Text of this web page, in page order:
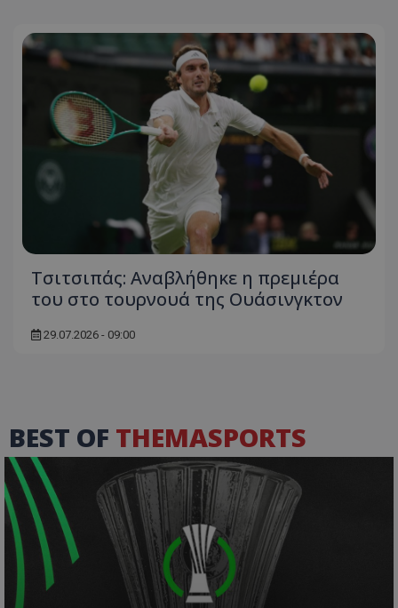
Τσιτσιπάς: Αναβλήθηκε η πρεμιέρα
του στο τουρνουά της Ουάσινγκτον
29.07.2026 - 09:00
BEST OF THEMASPORTS